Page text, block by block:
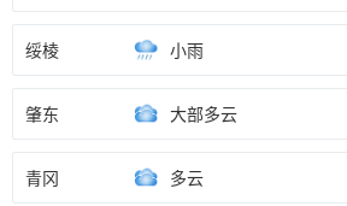
绥棱 小雨
肇东 大部多云
青冈 多云